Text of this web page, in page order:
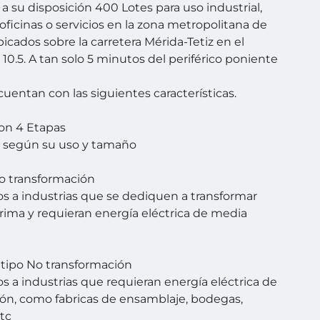
su disposición 400 Lotes para uso industrial,
o servicios en la zona metropolitana de
sobre la carretera Mérida-Tetiz en el
A tan solo 5 minutos del periférico poniente
con las siguientes características.
4 Etapas
según su uso y tamaño
transformación
a industrias que se dediquen a transformar
y requieran energía eléctrica de media
No transformación
a industrias que requieran energía eléctrica de
como fabricas de ensamblaje, bodegas,